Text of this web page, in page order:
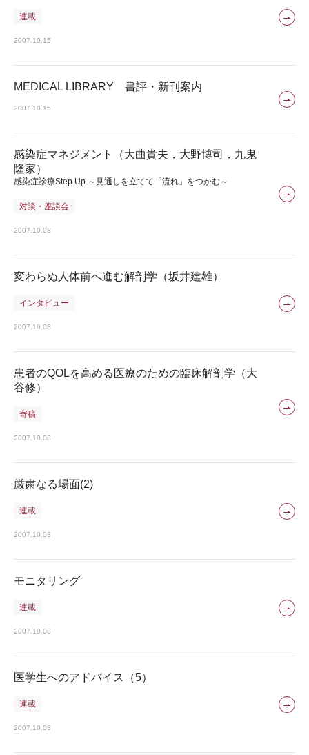
連載
2007.10.15
MEDICAL LIBRARY 書評・新刊案内
2007.10.15
感染症マネジメント（大曲貴夫，大野博司，九鬼
隆家）
感染症診療Step Up ～見通しを立てて「流れ」をつかむ～
対談・座談会
2007.10.08
変わらぬ人体前へ進む解剖学（坂井建雄）
インタビュー
2007.10.08
患者のQOLを高める医療のための臨床解剖学（大
谷修）
寄稿
2007.10.08
厳粛なる場面(2)
連載
2007.10.08
モニタリング
連載
2007.10.08
医学生へのアドバイス（5）
連載
2007.10.08